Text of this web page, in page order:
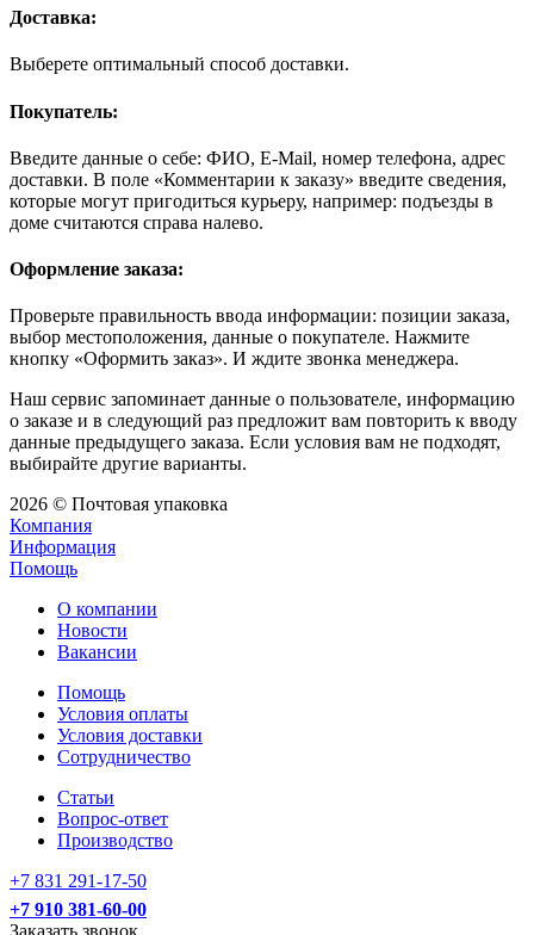
Доставка:
Выберете оптимальный способ доставки.
Покупатель:
Введите данные о себе: ФИО, E-Mail, номер телефона, адрес
доставки. В поле «Комментарии к заказу» введите сведения,
которые могут пригодиться курьеру, например: подъезды в
доме считаются справа налево.
Оформление заказа:
Проверьте правильность ввода информации: позиции заказа,
выбор местоположения, данные о покупателе. Нажмите
кнопку «Оформить заказ». И ждите звонка менеджера.
Наш сервис запоминает данные о пользователе, информацию
о заказе и в следующий раз предложит вам повторить к вводу
данные предыдущего заказа. Если условия вам не подходят,
выбирайте другие варианты.
2026 © Почтовая упаковка
Компания
Информация
Помощь
О компании
Новости
Вакансии
Помощь
Условия оплаты
Условия доставки
Сотрудничество
Статьи
Вопрос-ответ
Производство
+7 831 291-17-50
+7 910 381-60-00